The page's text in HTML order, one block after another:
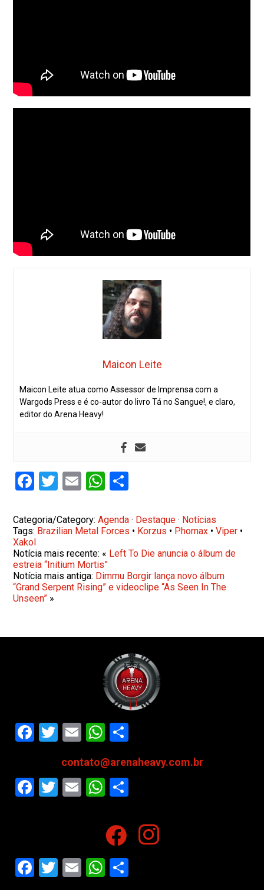
Maicon Leite
Maicon Leite atua como Assessor de Imprensa com a
Wargods Press e é co-autor do livro Tá no Sangue!, e claro,
editor do Arena Heavy!
Facebook
Twitter
EmailWhatsApp
Categoria/Category:Agenda · Destaque · Notícias
Tags: Brazilian Metal Forces • Korzus • Phornax •Viper •
Xakol
Notícia mais recente: « Left To Die anuncia o álbum de
estreia “Initium Mortis”
Notícia mais antiga: Dimmu Borgir lança novo álbum
“Grand Serpent Rising” e videoclipe “As Seen In The
Unseen” »
Facebook
Twitter
EmailWhatsApp
contato@arenaheavy.com.br
Facebook
Twitter
EmailWhatsApp
Facebook
Twitter
EmailWhatsApp